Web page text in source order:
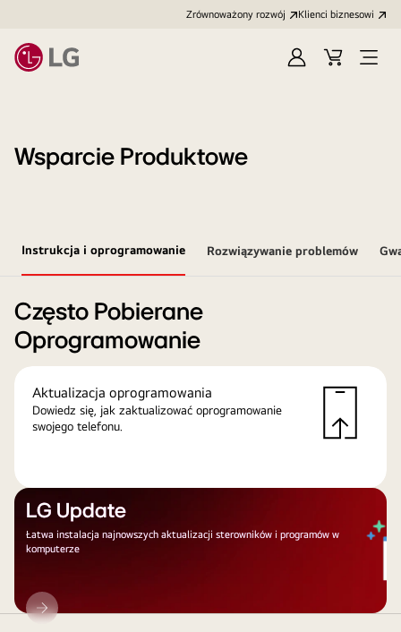
Zrównoważony rozwój Klienci biznesowi
ZalogujKoszyk
Wsparcie Produktowe
Instrukcja i oprogramowanie Rozwiązywanie problemów
Często Pobierane
Oprogramowanie
Aktualizacja oprogramowania
Dowiedz się, jak zaktualizować oprogramowanie
swojego telefonu.
LG Update
Łatwa instalacja najnowszych aktualizacji sterowników i programów w
komputerze
LG
Update